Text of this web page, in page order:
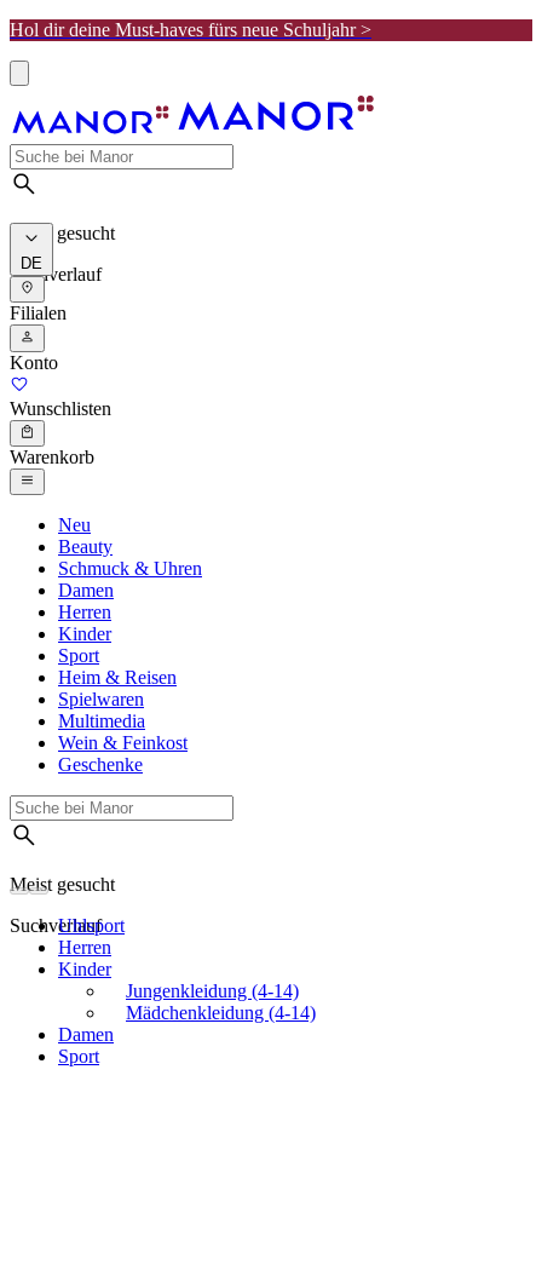
Hol dir deine Must-haves fürs neue Schuljahr >
Meist gesucht
Suchverlauf
DE
Filialen
Konto
Wunschlisten
Warenkorb
Neu
Beauty
Schmuck & Uhren
Damen
Herren
Kinder
Sport
Heim & Reisen
Spielwaren
Multimedia
Wein & Feinkost
Geschenke
Meist gesucht
Suchverlauf
Uhlsport
Herren
Kinder
Jungenkleidung (4-14)
Mädchenkleidung (4-14)
Damen
Sport